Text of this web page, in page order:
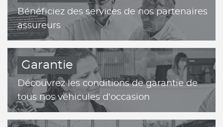
Bénéficiez des services de nos partenaires
assureurs
Garantie
Découvrez les conditions de garantie de
tous nos véhicules d'occasion